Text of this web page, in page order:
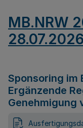
MB.NRW
28.07.2026
Sponsoring im
Ergänzende
Genehmigung